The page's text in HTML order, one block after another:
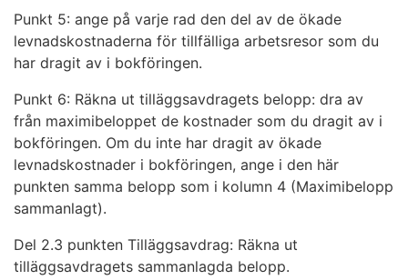
Punkt 5: ange på varje rad den del av de ökade
levnadskostnaderna för tillfälliga arbetsresor som du
har dragit av i bokföringen.
Punkt 6: Räkna ut tilläggsavdragets belopp: dra av
från maximibeloppet de kostnader som du dragit av i
bokföringen. Om du inte har dragit av ökade
levnadskostnader i bokföringen, ange i den här
punkten samma belopp som i kolumn 4 (Maximibelopp
sammanlagt).
Del 2.3 punkten Tilläggsavdrag: Räkna ut
tilläggsavdragets sammanlagda belopp.